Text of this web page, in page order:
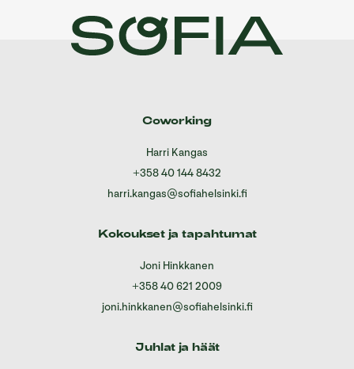
Coworking
Harri Kangas
+358 40 144 8432
harri.kangas@sofiahelsinki.fi
Kokoukset ja tapahtumat
Joni Hinkkanen
+358 40 621 2009
joni.hinkkanen@sofiahelsinki.fi
Juhlat ja häät